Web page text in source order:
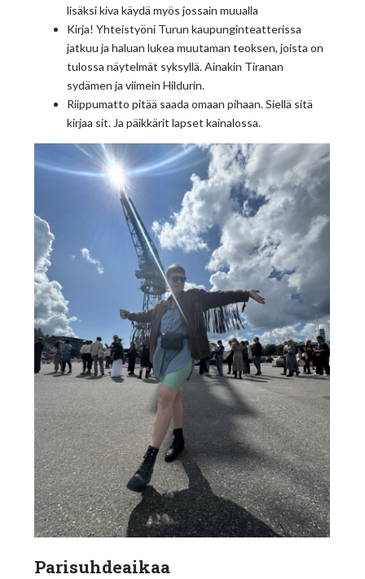
lisäksi kiva käydä myös jossain muualla
Kirja! Yhteistyöni Turun kaupunginteatterissa
jatkuu ja haluan lukea muutaman teoksen, joista on
tulossa näytelmät syksyllä. Ainakin Tiranan
sydämen ja viimein Hildurin.
Riippumatto pitää saada omaan pihaan. Siellä sitä
kirjaa sit. Ja päikkärit lapset kainalossa.
Parisuhdeaikaa